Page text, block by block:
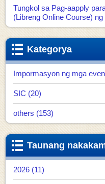
Tungkol sa Pag-aapply
(Libreng Online Course) ng
Kategorya
Impormasyon ng mga
SIC (20)
others (153)
Taunang
2026 (11)